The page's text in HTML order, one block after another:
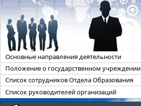
Основные направления деятельности
Положение о государственном учреждении
Список сотрудников Отдела Образования
Список руководителей организаций